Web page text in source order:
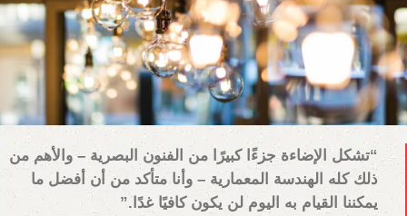
“تشكل الإضاءة جزءًا كبيرًا من الفنون البصرية – والأهم من
ذلك كله الهندسة المعمارية – وأنا متأكد من أن أفضل ما
يمكننا القيام به اليوم لن يكون كافيًا غدًا.”